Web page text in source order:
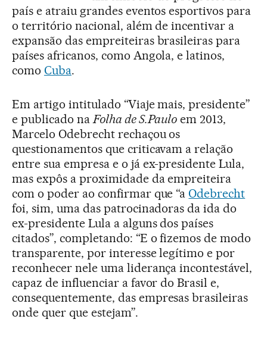
país e atraiu grandes eventos esportivos para
o território nacional, além de incentivar a
expansão das empreiteiras brasileiras para
países africanos, como Angola, e latinos,
como Cuba.
Em artigo intitulado “Viaje mais, presidente”
e publicado na Folha de S.Paulo em 2013,
Marcelo Odebrecht rechaçou os
questionamentos que criticavam a relação
entre sua empresa e o já ex-presidente Lula,
mas expôs a proximidade da empreiteira
com o poder ao confirmar que “a Odebrecht
foi, sim, uma das patrocinadoras da ida do
ex-presidente Lula a alguns dos países
citados”, completando: “E o fizemos de modo
transparente, por interesse legítimo e por
reconhecer nele uma liderança incontestável,
capaz de influenciar a favor do Brasil e,
consequentemente, das empresas brasileiras
onde quer que estejam”.